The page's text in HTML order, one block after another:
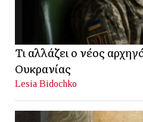
Τι αλλάζει ο νέος
Ουκρανίας
Lesia Bidochko